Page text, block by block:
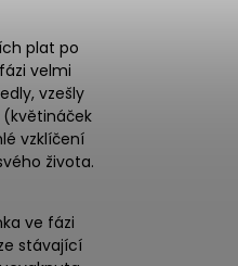
plat po
velmi
vzešly
(květináček
vzklíčení
života.
ve fázi
stávající